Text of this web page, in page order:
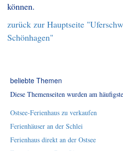
können.
zurück zur Hauptseite
Schönhagen"
beliebte Themen
Diese Themenseiten wurden am
Ostsee-Ferienhaus zu verkaufen
Ferienhäuser an der Schlei
Ferienhaus direkt an der Ostsee